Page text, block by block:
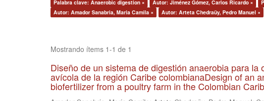
Palabra clave: Anaerobic digestion ×
Autor: Jiménez Gómez, Carlos Ricardo ×
Autor: Amador Sanabria, Maria Camila ×
Autor: Arteta Chedraüy, Pedro Manuel ×
Mostrando ítems 1-1 de 1
Diseño de un sistema de digestión anaerobia para
avícola de la región Caribe colombianaDesign of an
biofertilizer from a poultry farm in the Colombian